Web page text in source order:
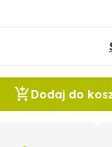
Dodaj do